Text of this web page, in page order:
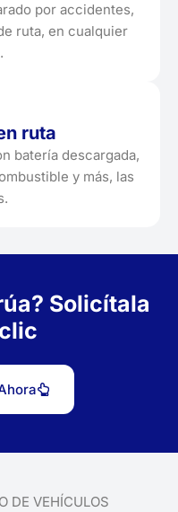
por accidentes,
ruta, en cualquier
ruta
batería descargada,
y más, las
Solicítala
DE VEHÍCULOS